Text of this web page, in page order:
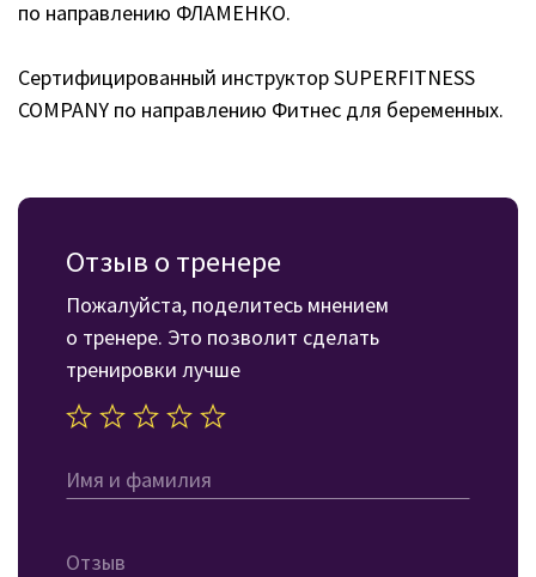
по направлению ФЛАМЕНКО.
Сертифицированный инструктор SUPERFITNESS
COMPANY по направлению Фитнес для беременных.
Отзыв о тренере
Пожалуйста, поделитесь мнением
о тренере. Это позволит сделать
тренировки лучше
Имя и фамилия
Отзыв